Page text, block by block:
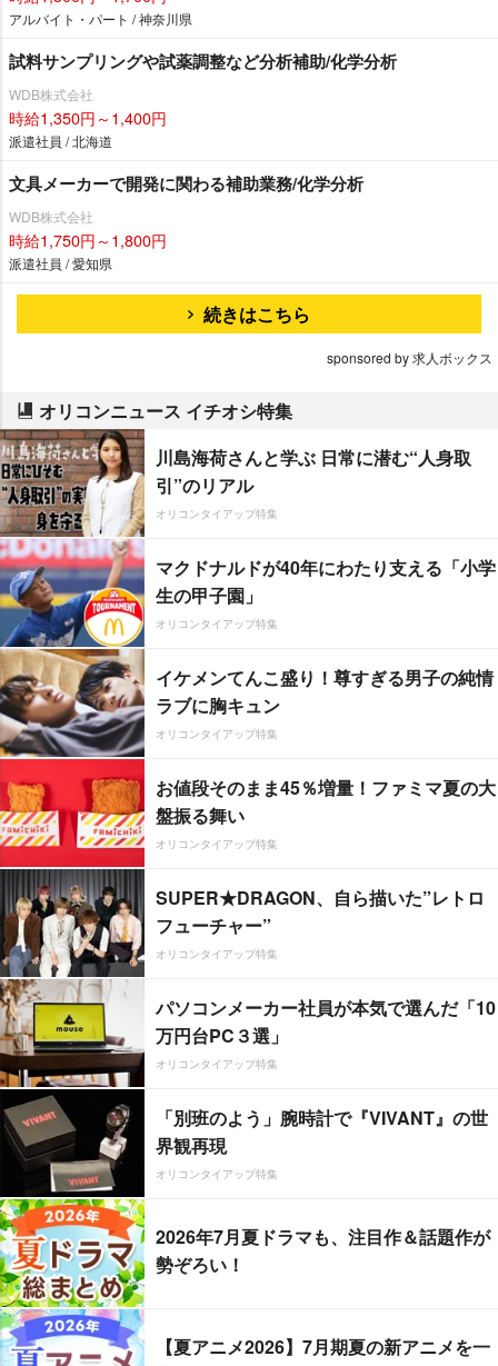
アルバイト・パート / 神奈川県
試料サンプリングや試薬調整など分析補助/化学分析
WDB株式会社
時給1,350円～1,400円
派遣社員 / 北海道
文具メーカーで開発に関わる補助業務/化学分析
WDB株式会社
時給1,750円～1,800円
派遣社員 / 愛知県
続きはこちら
sponsored by 求人ボックス
オリコンニュース イチオシ特集
川島海荷さんと学ぶ 日常に潜む“人身取
引”のリアル
オリコンタイアップ特集
マクドナルドが40年にわたり支える「小学
生の甲子園」
オリコンタイアップ特集
イケメンてんこ盛り！尊すぎる男子の純情
ラブに胸キュン
オリコンタイアップ特集
お値段そのまま45％増量！ファミマ夏の大
盤振る舞い
オリコンタイアップ特集
SUPER★DRAGON、自ら描いた”レトロ
フューチャー”
オリコンタイアップ特集
パソコンメーカー社員が本気で選んだ「10
万円台PC３選」
オリコンタイアップ特集
「別班のよう」腕時計で『VIVANT』の世
界観再現
オリコンタイアップ特集
2026年7月夏ドラマも、注目作＆話題作が
勢ぞろい！
【夏アニメ2026】7月期夏の新アニメを一